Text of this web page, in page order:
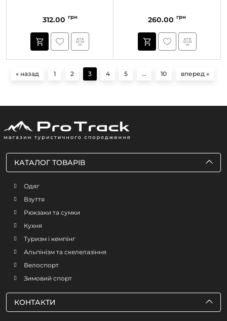
312.00 грн 260.00 грн
« назад 1 2 3 4 5 ... 10 вперед »
КАТАЛОГ ТОВАРІВ
Одяг
Взуття
Рюкзаки та сумки
Кухня
Туризм і кемпінг
Альпінізм та скелелазіння
Велоспорт
Зимовий спорт
КОНТАКТИ